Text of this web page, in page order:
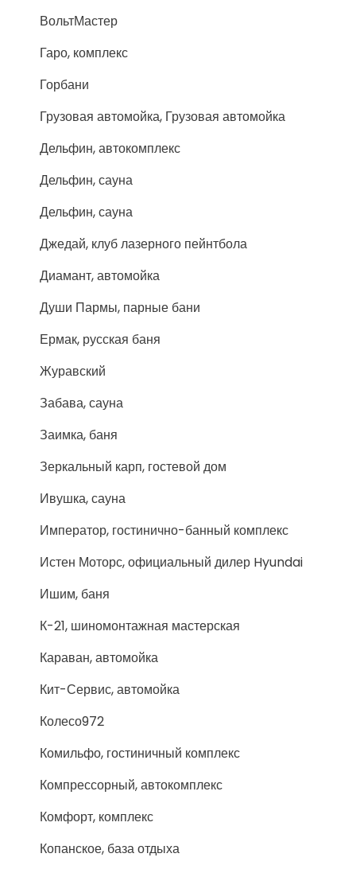
ВольтМастер
Гаро, комплекс
Горбани
Грузовая автомойка, Грузовая автомойка
Дельфин, автокомплекс
Дельфин, сауна
Дельфин, сауна
Джедай, клуб лазерного пейнтбола
Диамант, автомойка
Души Пармы, парные бани
Ермак, русская баня
Журавский
Забава, сауна
Заимка, баня
Зеркальный карп, гостевой дом
Ивушка, сауна
Император, гостинично-банный комплекс
Истен Моторс, официальный дилер Hyundai
Ишим, баня
К-21, шиномонтажная мастерская
Караван, автомойка
Кит-Сервис, автомойка
Колесо972
Комильфо, гостиничный комплекс
Компрессорный, автокомплекс
Комфорт, комплекс
Копанское, база отдыха